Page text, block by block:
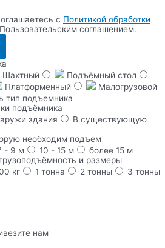
с Политикой обработки
соглашением.
Шахтный
Подъёмный стол
Платформенный
Малогрузовой
тип подъемника
подъёмника
здания
В существующую
необходим подъем
- 9 м 10 - 15 м
более 15 м
и размеры
кг 1 тонна 2 тонны 3 тонны
нам